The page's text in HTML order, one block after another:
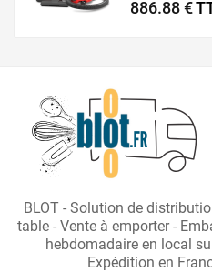
886.88 €
BLOT - Solution de
table - Vente à emporter -
hebdomadaire en local
Expédition en